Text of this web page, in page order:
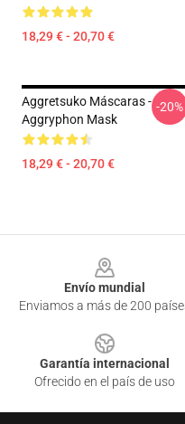
18,29 € - 20,70 €
Aggretsuko Máscaras -
Aggryphon Mask
18,29 € - 20,70 €
-20%
Envío mundial
Enviamos a más de 200
Garantía internacional
Ofrecido en el país de uso